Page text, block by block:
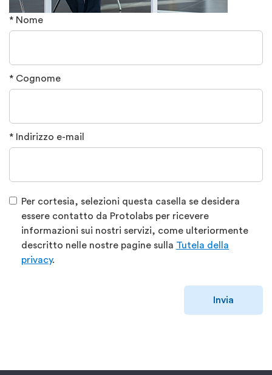
* Nome
* Cognome
* Indirizzo e-mail
Per cortesia, selezioni questa casella se desidera
essere contatto da Protolabs per ricevere
informazioni sui nostri servizi, come ulteriormente
descritto nelle nostre pagine sulla Tutela della
privacy.
Invia